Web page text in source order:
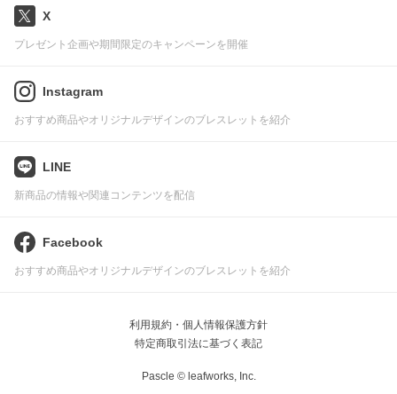
X
プレゼント企画や期間限定のキャンペーンを開催
Instagram
おすすめ商品やオリジナルデザインのブレスレットを紹介
LINE
新商品の情報や関連コンテンツを配信
Facebook
おすすめ商品やオリジナルデザインのブレスレットを紹介
利用規約・個人情報保護方針
特定商取引法に基づく表記
Pascle © leafworks, Inc.